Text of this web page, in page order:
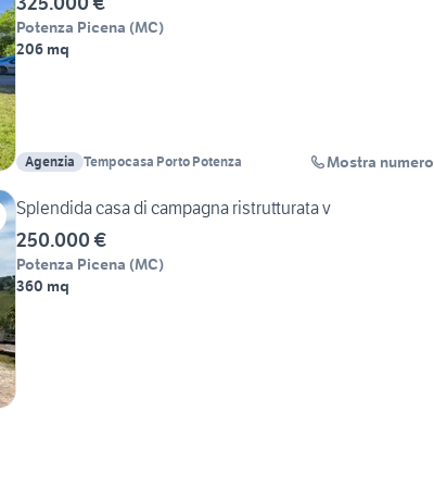
Potenza Picena (MC)
206 mq
Agenzia Tempocasa Porto Potenza Mostra numero
Splendida casa di campagna ristrutturata v
250.000 €
Potenza Picena (MC)
360 mq